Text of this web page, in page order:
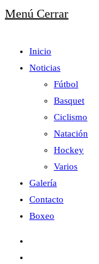
Menú Cerrar
Inicio
Noticias
Fútbol
Basquet
Ciclismo
Natación
Hockey
Varios
Galería
Contacto
Boxeo